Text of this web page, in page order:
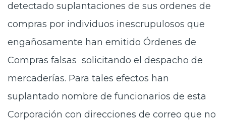
Trabaja en Codelco
Transparencia activa
Acceso trabajadores/as
detectado suplantaciones de sus ordenes de
compras por individuos inescrupulosos que
engañosamente han emitido Órdenes de
Compras falsas solicitando el despacho de
mercaderías. Para tales efectos han
suplantado nombre de funcionarios de esta
Corporación con direcciones de correo que no